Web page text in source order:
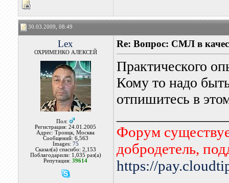
30.03.2009, 08:49
Lex
ОХРИМЕНКО АЛЕКСЕЙ
Пол:
Регистрация: 24.01.2005
Адрес: Троицк, Москва
Сообщений: 6,563
Images: 75
Сказал(а) спасибо: 2,153
Поблагодарили: 1,035 раз(а)
Репутация:39614
Re: Вопрос: СМЛ в
Практического
Кому то надо
отпишитесь в
Форум
добродетель,
https://